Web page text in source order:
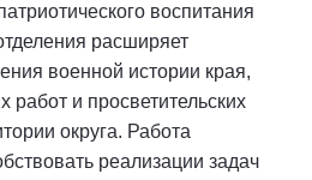
воспитания
расширяет
военной истории края,
работ и просветительских
округа. Работа
реализации задач